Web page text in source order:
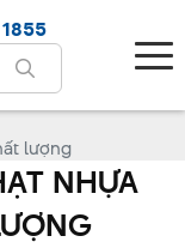
lượng
NHỰA